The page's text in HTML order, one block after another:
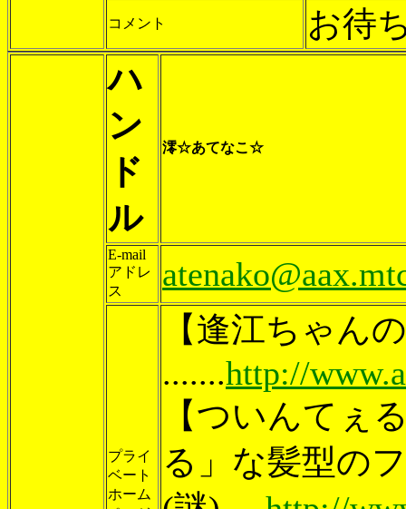
コメント
お待
ハ
ン
ド
ル
澪☆あてなこ☆
E-mail
アドレ
ス
プライ
ベート
ホーム
【逢江ちゃん
.......http://
【ついんてぇ
る」な髪型の